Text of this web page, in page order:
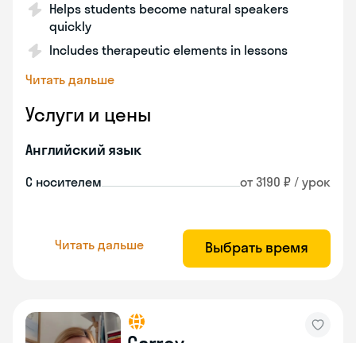
Helps students become natural speakers
quickly
Includes therapeutic elements in lessons
Читать дальше
Услуги и цены
Английский язык
С носителем от 3190 ₽ / урок
Читать дальше Выбрать время